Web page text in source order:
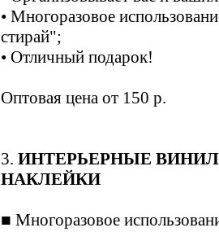
• Многоразовое
стирай";
• Отличный подарок!
Оптовая цена от 150 р.
3. ИНТЕРЬЕРНЫЕ
НАКЛЕЙКИ
■ Многоразовое